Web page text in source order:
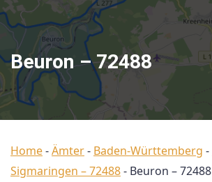
Beuron – 72488
Home-Ämter- Baden-Württemberg -
Sigmaringen – 72488- Beuron – 72488